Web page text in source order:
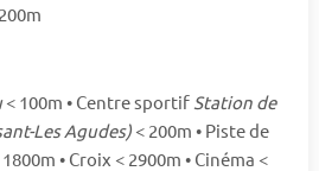
< 100m • Centre sportif Station de
Les Agudes) < 200m • Piste de
• Croix < 2900m • Cinéma <